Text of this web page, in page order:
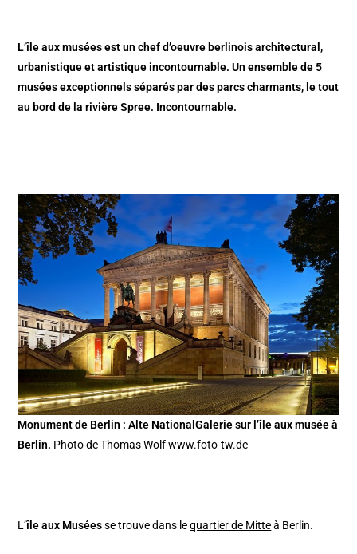
L’île aux musées est un chef d’oeuvre berlinois architectural,
urbanistique et artistique incontournable. Un ensemble de 5
musées exceptionnels séparés par des parcs charmants, le tout
au bord de la rivière Spree. Incontournable.
Monument de Berlin : Alte NationalGalerie sur l’île aux musée à
Berlin. Photo de Thomas Wolf www.foto-tw.de
L’île aux Muséesse trouve dans lequartier de Mitteà Berlin.